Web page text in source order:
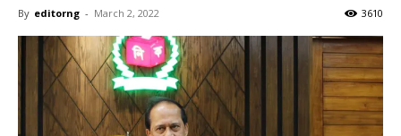
By editorng - March 2, 2022 3610